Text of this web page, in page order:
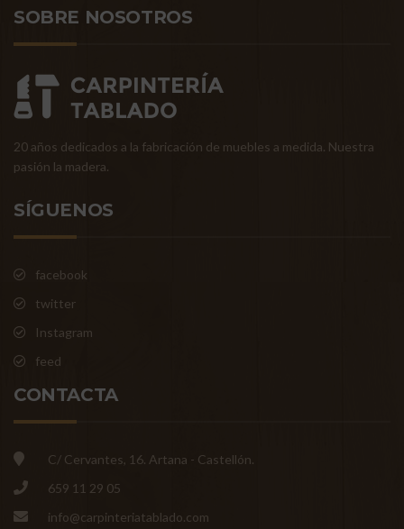
SOBRE NOSOTROS
20 años dedicados a la fabricación de muebles a medida. Nuestra
pasión la madera.
SÍGUENOS
facebook
twitter
Instagram
feed
CONTACTA
C/ Cervantes, 16. Artana - Castellón.
659 11 29 05
info@carpinteriatablado.com